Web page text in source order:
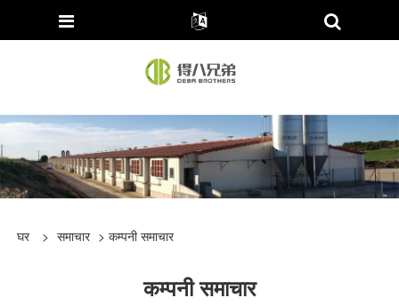
घर > समाचार > कम्पनी समाचार
कम्पनी समाचार